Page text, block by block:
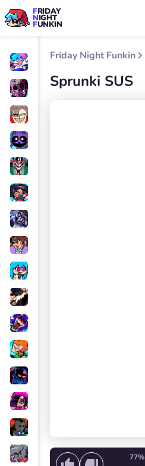
FRIDAY
NIGHT
FUNKIN
Friday Night Funkin
Sprunki SUS
77%